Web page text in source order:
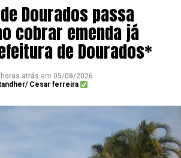
Dourados passa
cobrar emenda já
de Dourados*
horas atrás em 05/08/2026
Cesar ferreira